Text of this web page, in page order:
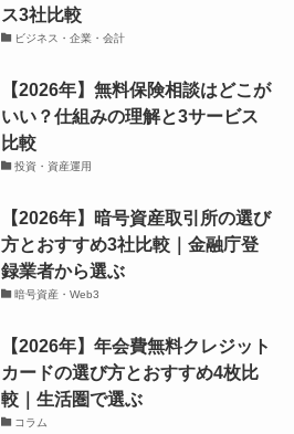
ス3社比較
ビジネス・企業・会計
【2026年】無料保険相談はどこが
いい？仕組みの理解と3サービス
比較
投資・資産運用
【2026年】暗号資産取引所の選び
方とおすすめ3社比較｜金融庁登
録業者から選ぶ
暗号資産・Web3
【2026年】年会費無料クレジット
カードの選び方とおすすめ4枚比
較｜生活圏で選ぶ
コラム